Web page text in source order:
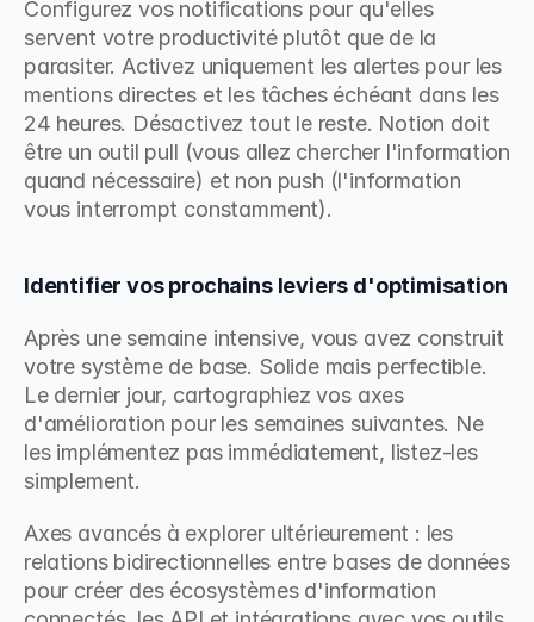
Configurez vos notifications pour qu'elles
servent votre productivité plutôt que de la
parasiter. Activez uniquement les alertes pour les
mentions directes et les tâches échéant dans les
24 heures. Désactivez tout le reste. Notion doit
être un outil pull (vous allez chercher l'information
quand nécessaire) et non push (l'information
vous interrompt constamment).
Identifier vos prochains leviers d'optimisation
Après une semaine intensive, vous avez construit
votre système de base. Solide mais perfectible.
Le dernier jour, cartographiez vos axes
d'amélioration pour les semaines suivantes. Ne
les implémentez pas immédiatement, listez-les
simplement.
Axes avancés à explorer ultérieurement : les
relations bidirectionnelles entre bases de données
pour créer des écosystèmes d'information